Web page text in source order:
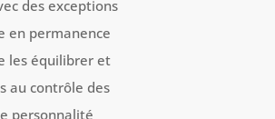
des exceptions
en permanence
les équilibrer et
au contrôle des
personnalité